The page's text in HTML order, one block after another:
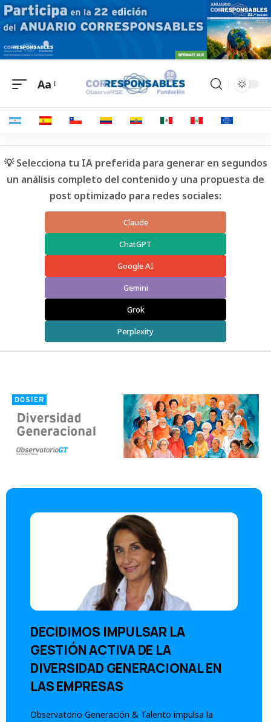
Aa
💡 Selecciona tu IA preferida para generar en segundos
un análisis completo del contenido y una propuesta de
post optimizado para redes sociales:
Claude
ChatGPT
Google AI
Gemini
Grok
Perplexity
DECIDIMOS IMPULSAR LA
GESTIÓN ACTIVA DE LA
DIVERSIDAD GENERACIONAL EN
LAS EMPRESAS
Observatorio Generación & Talento impulsa la